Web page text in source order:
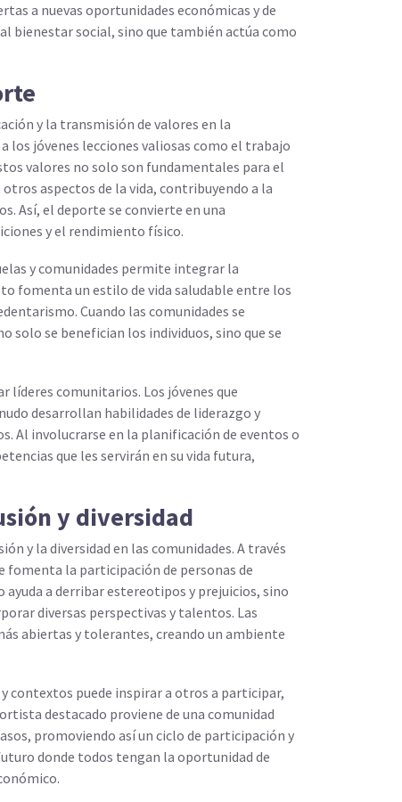
a nuevas oportunidades económicas y de
bienestar social, sino que también actúa como
y la transmisión de valores en la
los jóvenes lecciones valiosas como el trabajo
valores no solo son fundamentales para el
aspectos de la vida, contribuyendo a la
Así, el deporte se convierte en una
y el rendimiento físico.
y comunidades permite integrar la
fomenta un estilo de vida saludable entre los
Cuando las comunidades se
solo se benefician los individuos, sino que se
líderes comunitarios. Los jóvenes que
desarrollan habilidades de liderazgo y
Al involucrarse en la planificación de eventos o
que les servirán en su vida futura,
y diversidad
y la diversidad en las comunidades. A través
fomenta la participación de personas de
a derribar estereotipos y prejuicios, sino
diversas perspectivas y talentos. Las
abiertas y tolerantes, creando un ambiente
contextos puede inspirar a otros a participar,
destacado proviene de una comunidad
promoviendo así un ciclo de participación y
donde todos tengan la oportunidad de